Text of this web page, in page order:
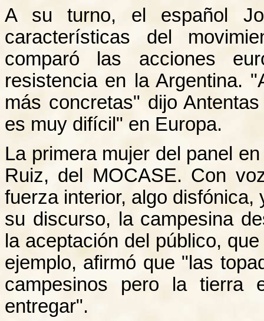
A su turno, el español
características del
comparó las acciones
resistencia en la Argentina.
más concretas" dijo
es muy difícil" en Europa.
La primera mujer del panel
Ruiz, del MOCASE. Con
fuerza interior, algo
su discurso, la campesina
la aceptación del público,
ejemplo, afirmó que "las
campesinos pero la
entregar".